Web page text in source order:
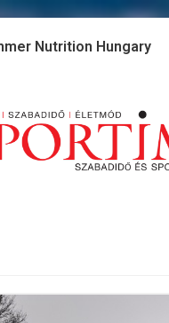
Nutrition Hungary